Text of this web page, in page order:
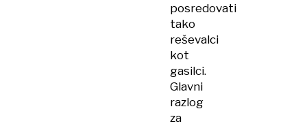
posredovati
tako
reševalci
kot
gasilci.
Glavni
razlog
za